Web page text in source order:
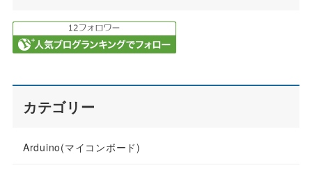
カテゴリー
Arduino(マイコンボード)